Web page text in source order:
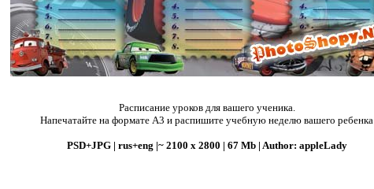
Расписание уроков для вашего ученика.
Напечатайте на формате А3 и распишите учебную неделю вашего ребенка
PSD+JPG | rus+eng |~ 2100 x 2800 | 67 Mb | Author: appleLady